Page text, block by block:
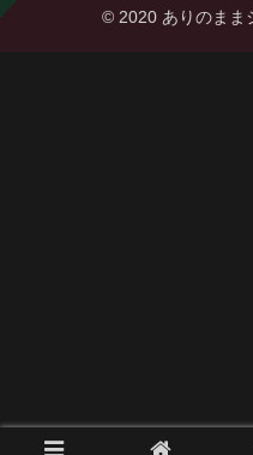
© 2020 ありのまま